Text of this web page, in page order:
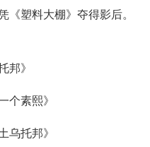
《塑料大棚》夺得影后。
》
素熙》
托邦》